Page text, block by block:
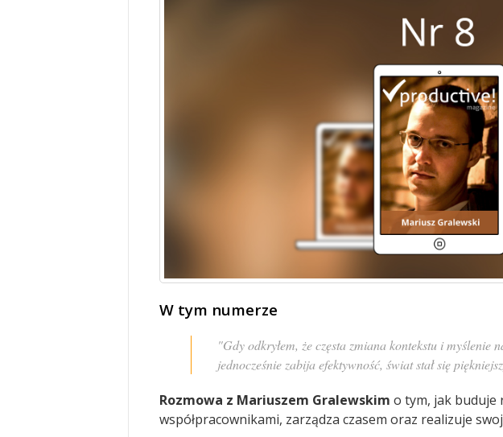
W tym numerze
"Gdy odkryłem, że częsta zmiana kontekstu i myślenie
jednocześnie zabija efektywność, świat stał się
Rozmowa z Mariuszem Gralewskim o tym, jak buduje
współpracownikami, zarządza czasem oraz realizuje